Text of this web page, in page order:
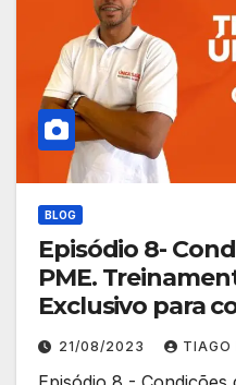
BLOG
Episódio 8-
PME.
Exclusivo para
planos.
21/08/2023 TIAGO